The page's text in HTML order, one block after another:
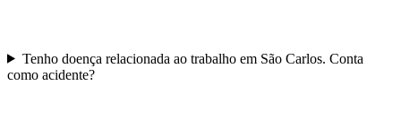
Tenho doença relacionada ao trabalho em São Carlos. Conta
como acidente?